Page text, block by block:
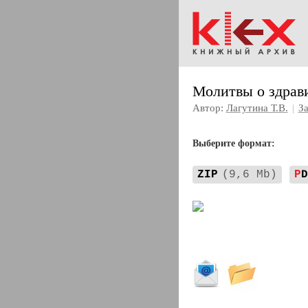
Молитвы о
Автор: Лагутина Т.В. |
Выберите формат:
ZIP (9,6 Mb) P